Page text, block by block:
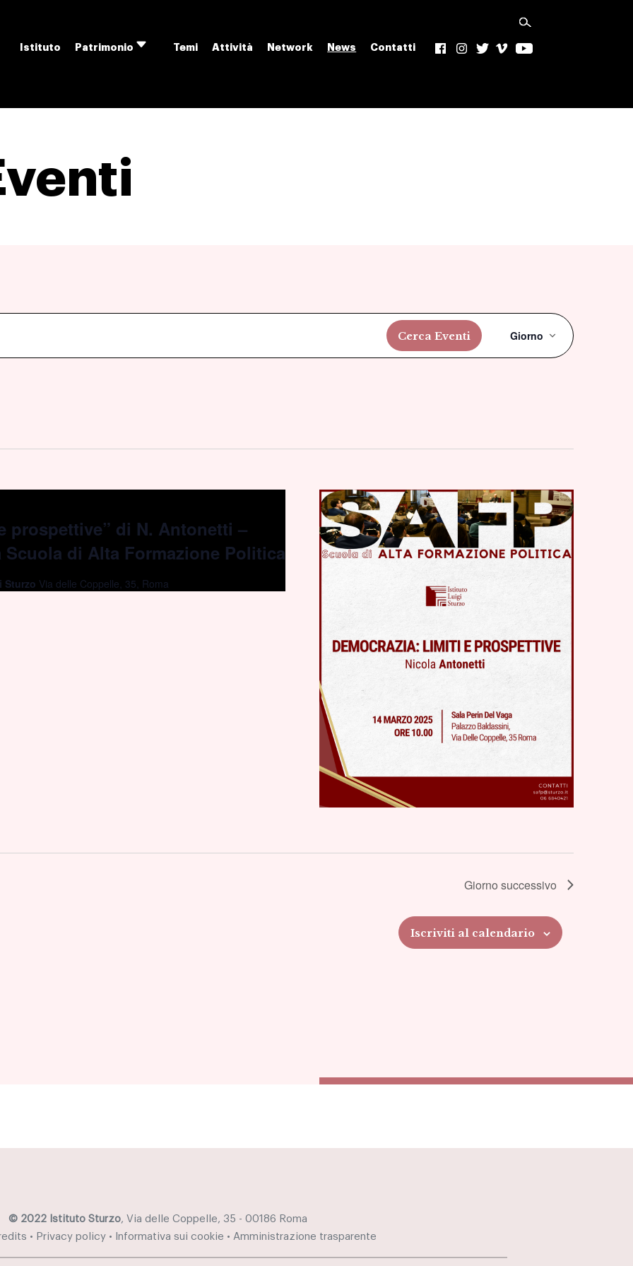
Istituto Patrimonio Temi Attività Network News Contatti f Ig v yt
Cerca Eventi
Evento
Viste
Giorno
prospettive” di N. Antonetti –
di Alta Formazione Politica
Sturzo Via delle Coppelle, 35, Roma
Giorno successivo
Iscriviti al calendario
© 2022 Istituto Sturzo, Via delle Coppelle, 35 - 00186 Roma
• Privacy policy• Informativa sui cookie • Amministrazione trasparente